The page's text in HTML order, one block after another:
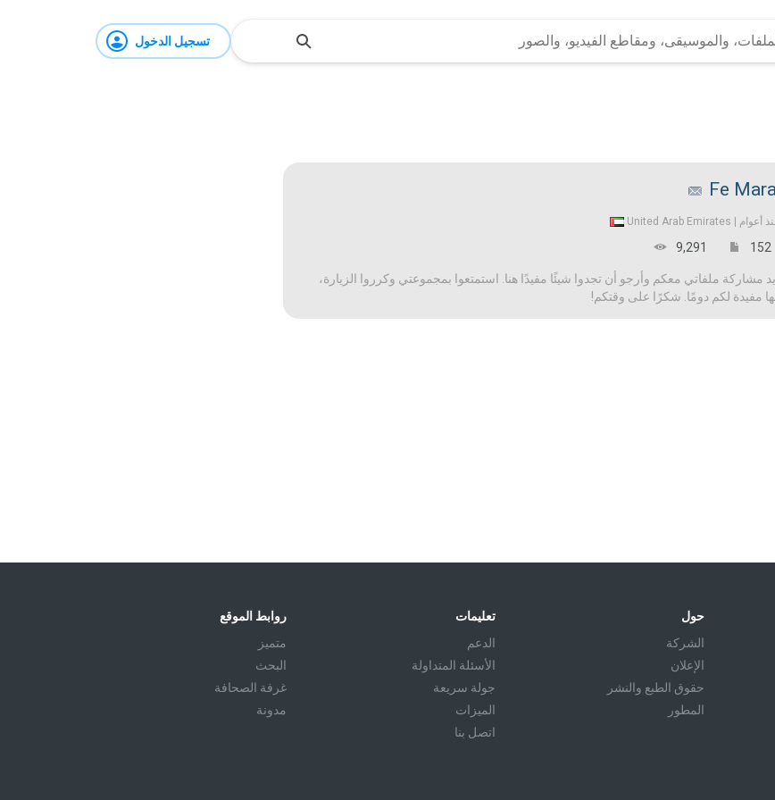
تسجيل الدخول
Fe
United Arab Emirates
152
9,291
ملفاتي معكم وأرجو أن تجدوا شيئًا مفيدًا هنا. استمتعوا بمجموعتي وكرروا الزيارة،
مفيدة لكم دومًا. شكرًا على وقتكم!
روابط الموقع
متميز
البحث
غرفة الصحافة
مدونة
تعليمات
الدعم
الأسئلة المتداولة
جولة سريعة
الميزات
اتصل بنا
حول
الشركة
الإعلان
حقوق الطبع والنشر
المطور